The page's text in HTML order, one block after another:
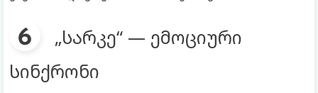
„სარკე“ — ემოციური
სინქრონი